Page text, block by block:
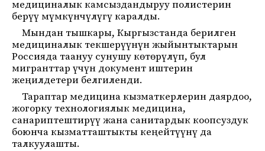
медициналык камсыздандыруу полистерин
берүү мүмкүнчүлүгү каралды.
Мындан тышкары, Кыргызстанда берилген
медициналык текшерүүнүн жыйынтыктарын
Россияда таануу сунушу көтөрүлүп, бул
мигранттар үчүн документ иштерин
жеңилдетери белгиленди.
Тараптар медицина кызматкерлерин даярдоо,
жогорку технологиялык медицина,
санариптештирүү жана санитардык коопсуздук
боюнча кызматташтыкты кеңейтүүнү да
талкуулашты.